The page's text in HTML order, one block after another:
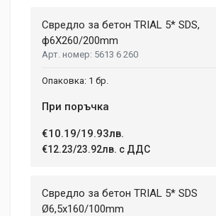
Post Your Review
Свредло за бетон TRIAL 5* SDS,
ф6X260/200mm
5613 6 260
1 бр.
При поръчка
€10.19/19.93лв.
€12.23/23.92лв. с ДДС
Свредло за бетон TRIAL 5* SDS
Ø6,5x160/100mm